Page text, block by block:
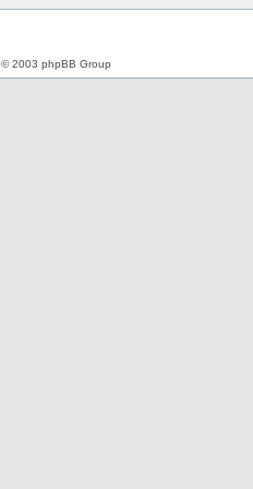
© 2003 phpBB Group